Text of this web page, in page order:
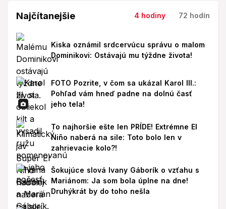
Najčítanejšie 4 hodiny 72 hodín
Kiska oznámil srdcervúcu správu o malom
Dominikovi: Ostávajú mu týždne života!
FOTO Pozrite, v čom sa ukázal Karol III.:
Pohľad vám hneď padne na dolnú časť
jeho tela!
To najhoršie ešte len PRÍDE! Extrémne El
Niño naberá na sile: Toto bolo len v
zahrievacie kolo?!
Šokujúce slová Ivany Gáborík o vzťahu s
Mariánom: Ja som bola úplne na dne!
Druhýkrát by do toho nešla